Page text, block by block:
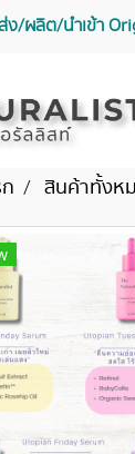
ต/นำเข้า
สินค้าทั้งห